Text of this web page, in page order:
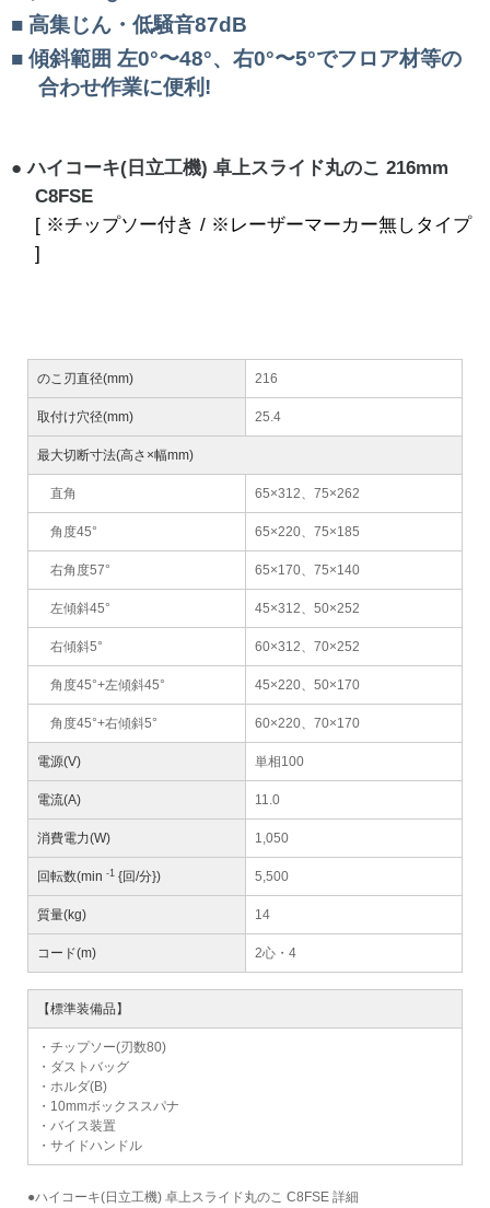
高集じん・低騒音87dB
傾斜範囲 左0°〜48°、右0°〜5°でフロア材等の
合わせ作業に便利!
ハイコーキ(日立工機) 卓上スライド丸のこ 216mm
C8FSE
[ ※チップソー付き / ※レーザーマーカー無しタイプ
]
のこ刃直径(mm) 216
取付け穴径(mm) 25.4
最大切断寸法(高さ×幅mm)
直角 65×312、75×262
角度45° 65×220、75×185
右角度57° 65×170、75×140
左傾斜45° 45×312、50×252
右傾斜5° 60×312、70×252
角度45°+左傾斜45° 45×220、50×170
角度45°+右傾斜5° 60×220、70×170
電源(V) 単相100
電流(A) 11.0
消費電力(W) 1,050
回転数(min -1 {回/分}) 5,500
質量(kg) 14
コード(m) 2心・4
【標準装備品】
・チップソー(刃数80)
・ダストバッグ
・ホルダ(B)
・10mmボックススパナ
・バイス装置
・サイドハンドル
●ハイコーキ(日立工機) 卓上スライド丸のこ C8FSE 詳細